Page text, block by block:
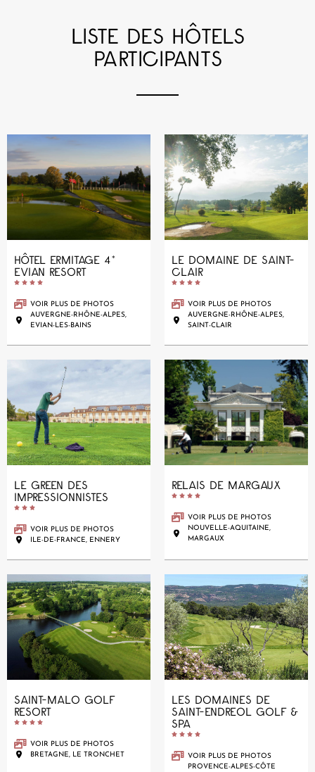
LISTE DES HÔTELS
PARTICIPANTS
HÔTEL ERMITAGE 4*
EVIAN RESORT
   
VOIR PLUS DE PHOTOS
AUVERGNE-RHÔNE-ALPES,
EVIAN-LES-BAINS
LE DOMAINE DE SAINT-
CLAIR
   
VOIR PLUS DE PHOTOS
AUVERGNE-RHÔNE-ALPES,
SAINT-CLAIR
LE GREEN DES
IMPRESSIONNISTES
  
VOIR PLUS DE PHOTOS
ILE-DE-FRANCE, ENNERY
RELAIS DE MARGAUX
   
VOIR PLUS DE PHOTOS
NOUVELLE-AQUITAINE,
MARGAUX
SAINT-MALO GOLF
RESORT
   
VOIR PLUS DE PHOTOS
BRETAGNE, LE TRONCHET
LES DOMAINES DE
SAINT-ENDREOL GOLF &
SPA
   
VOIR PLUS DE PHOTOS
PROVENCE-ALPES-CÔTE